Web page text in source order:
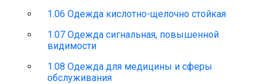
1.06 Одежда кислотно-щелочно стойкая
1.07 Одежда сигнальная, повышенной
видимости
1.08 Одежда для медицины и сферы
обслуживания